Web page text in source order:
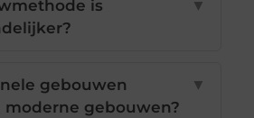
is
▼
gebouwen
moderne gebouwen?
▼